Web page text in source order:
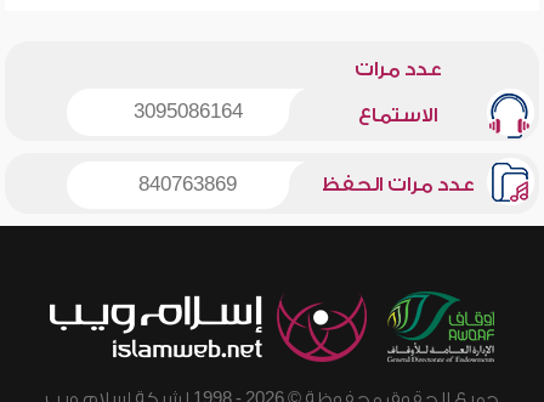
عدد مرات
الاستماع 3095086164
عدد مرات الحفظ 840763869